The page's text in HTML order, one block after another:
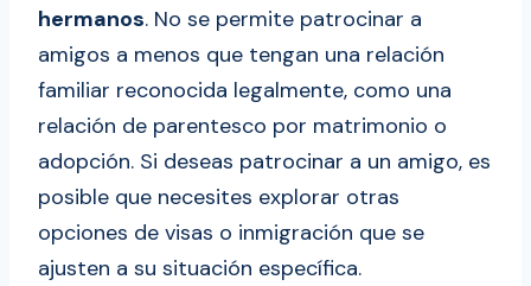
hermanos. No se permite patrocinar a
amigos a menos que tengan una relación
familiar reconocida legalmente, como una
relación de parentesco por matrimonio o
adopción. Si deseas patrocinar a un amigo, es
posible que necesites explorar otras
opciones de visas o inmigración que se
ajusten a su situación específica.